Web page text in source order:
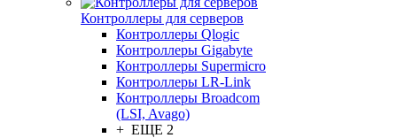
Контроллеры для серверов
Контроллеры Qlogic
Контроллеры Gigabyte
Контроллеры Supermicro
Контроллеры LR-Link
Контроллеры Broadcom
(LSI, Avago)
+ ЕЩЕ 2